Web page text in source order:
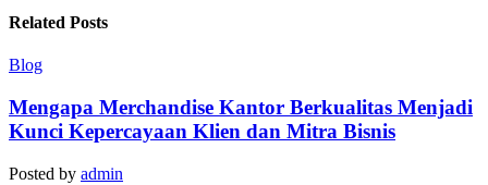
Related Posts
Blog
Mengapa Merchandise Kantor Berkualitas Menjadi
Kunci Kepercayaan Klien dan Mitra Bisnis
Posted by admin